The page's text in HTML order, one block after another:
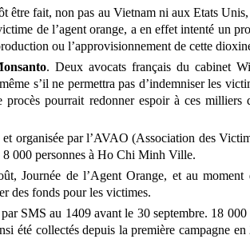
être fait, non pas au Vietnam ni aux Etats
de l’agent orange, a en effet intenté un
ou l’approvisionnement de cette
. Deux avocats français du cabinet
s’il ne permettra pas d’indemniser les
pourrait redonner espoir à ces
organisée par l’AVAO (Association des
8 000 personnes à Ho Chi Minh Ville.
Journée de l’Agent Orange, et au moment
des fonds pour les victimes.
SMS au 1409 avant le 30 septembre. 18
été collectés depuis la première campagne